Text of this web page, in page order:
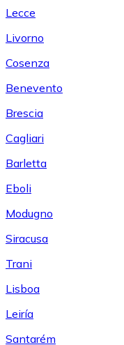
Lecce
Livorno
Cosenza
Benevento
Brescia
Cagliari
Barletta
Eboli
Modugno
Siracusa
Trani
Lisboa
Leiría
Santarém